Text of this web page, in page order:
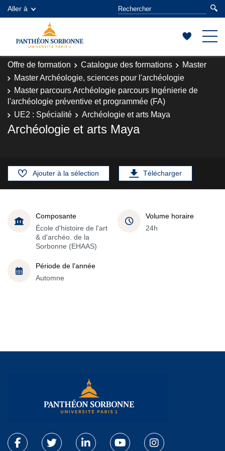
Aller à
Offre de formation Catalogue des formations
Master
Master Archéologie, sciences pour l'archéologie
Master parcours Archéologie parcours Ingénierie de
l'archéologie préventive et programmée (FA)
UE2 : Spécialité
Archéologie et arts Maya
Archéologie et arts Maya
Ajouter à la sélection Télécharger
Composante
École d'histoire de l'art
& d'archéo. de la
Sorbonne (EHAAS)
Volume horaire
24h
Période de l'année
Automne